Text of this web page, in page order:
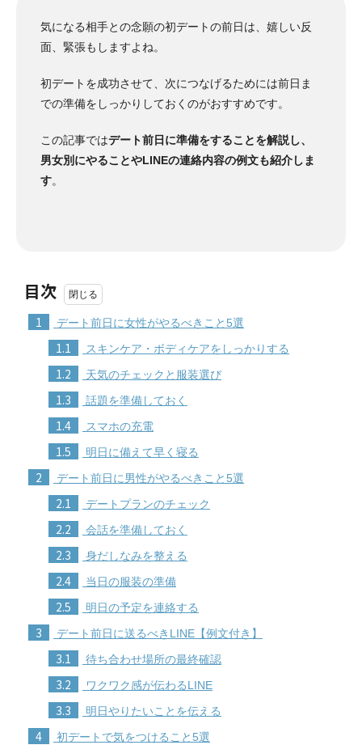
気になる相手との念願の初デートの前日は、嬉しい反
面、緊張もしますよね。
初デートを成功させて、次につなげるためには前日ま
での準備をしっかりしておくのがおすすめです。
この記事ではデート前日に準備をすることを解説し、
男女別にやることやLINEの連絡内容の例文も紹介しま
す。
目次
1 デート前日に女性がやるべきこと5選
1.1 スキンケア・ボディケアをしっかりする
1.2 天気のチェックと服装選び
1.3 話題を準備しておく
1.4 スマホの充電
1.5 明日に備えて早く寝る
2 デート前日に男性がやるべきこと5選
2.1 デートプランのチェック
2.2 会話を準備しておく
2.3 身だしなみを整える
2.4 当日の服装の準備
2.5 明日の予定を連絡する
3 デート前日に送るべきLINE【例文付き】
3.1 待ち合わせ場所の最終確認
3.2 ワクワク感が伝わるLINE
3.3 明日やりたいことを伝える
4 初デートで気をつけること5選